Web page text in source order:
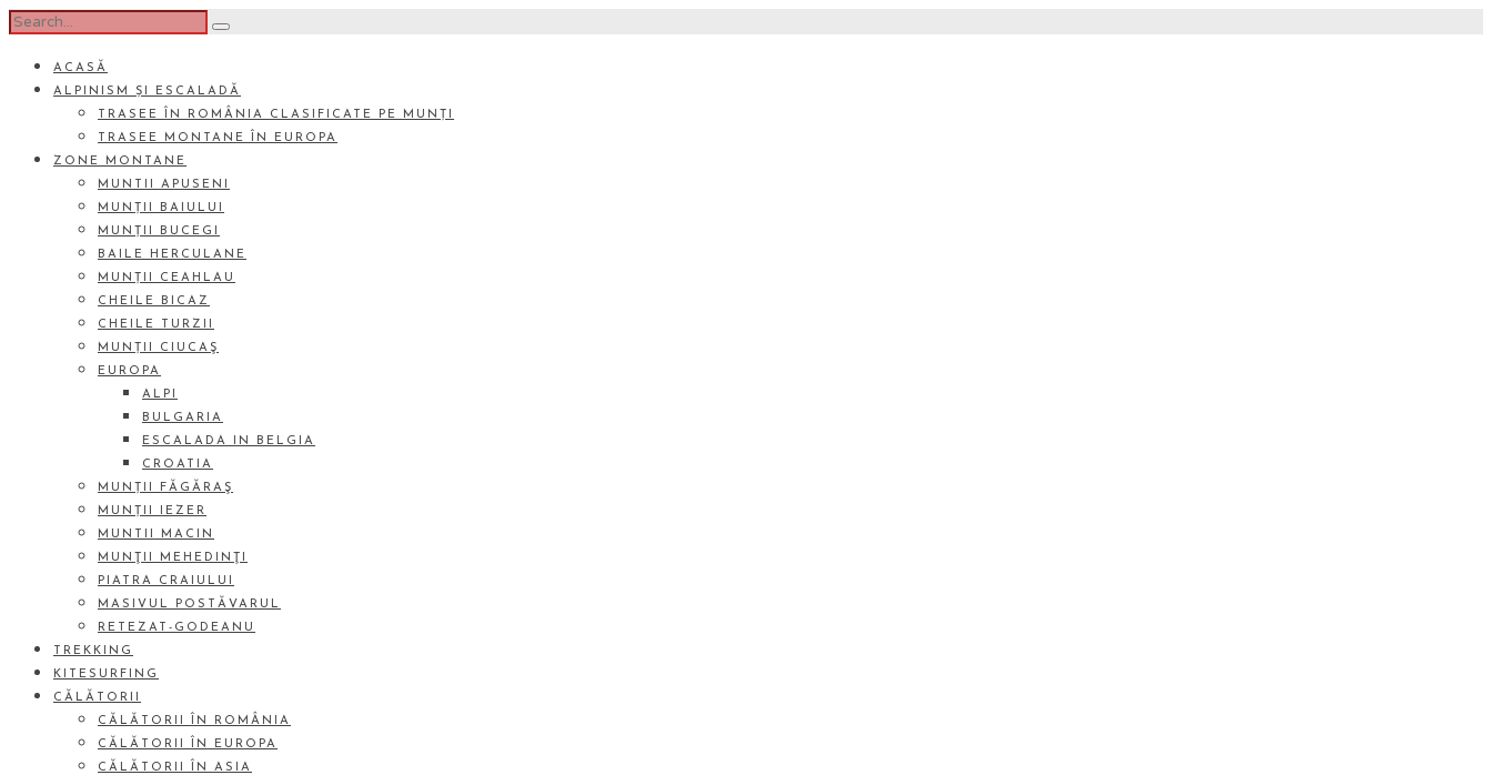
ACASĂ
ALPINISM ȘI ESCALADĂ
TRASEE ÎN ROMÂNIA CLASIFICATE PE MUNȚI
TRASEE MONTANE ÎN EUROPA
ZONE MONTANE
MUNTII APUSENI
MUNȚII BAIULUI
MUNȚII BUCEGI
BAILE HERCULANE
MUNȚII CEAHLAU
CHEILE BICAZ
CHEILE TURZII
MUNȚII CIUCAŞ
EUROPA
ALPI
BULGARIA
ESCALADA IN BELGIA
CROATIA
MUNȚII FĂGĂRAŞ
MUNȚII IEZER
MUNTII MACIN
MUNŢII MEHEDINŢI
PIATRA CRAIULUI
MASIVUL POSTĂVARUL
RETEZAT-GODEANU
TREKKING
KITESURFING
CĂLĂTORII
CĂLĂTORII ÎN ROMÂNIA
CĂLĂTORII ÎN EUROPA
CĂLĂTORII ÎN ASIA